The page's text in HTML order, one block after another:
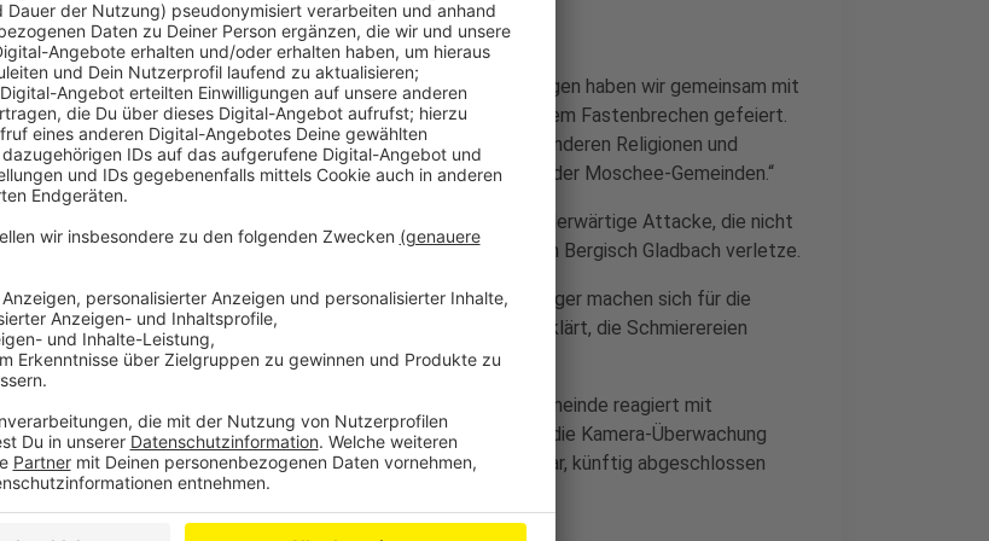
Bürgermeister Stein schreibt zum Beispiel: „Noch vor wenigen Tagen haben wir gemeinsam mit
unseren islamischen Brüdern und Schwestern den Ramadan mit dem Fastenbrechen gefeiert.
Die muslimischen Gemeinden gehören zu unserer Stadt, wie alle anderen Religionen und
Konfessionen. Wir stehen fest und freundschaftlich an der Seite der Moschee-Gemeinden.“
Der Vorsitzende des Integrationsrates bezeichnet die Tat als widerwärtige Attacke, die nicht
nur die Gemeinde treffe, sondern das gesamte Zusammenleben in Bergisch Gladbach verletze.
Doch nicht nur in der Politik ist die Solidarität groß: Auch viele Bürger machen sich für die
Moschee-Gemeinde stark. Unter anderem hat sich einer bereit erklärt, die Schmierereien
schnell, fachmännisch und kostenlos zu beseitigen.
Derweil ermittelt der Staatsschutz in dem Fall. Die Moschee-Gemeinde reagiert mit
verschärften Sicherheits-Maßnahmen und weitet unter anderem die Kamera-Überwachung
aus. Außerdem soll das Eingangstor, das bisher meist geöffnet war, künftig abgeschlossen
werden.